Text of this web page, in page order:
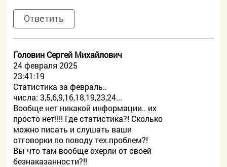
Ответить
Головин Сергей Михайлович
24 февраля 2025
23:41:19
Статистика за февраль..
числа: 3,5,6,9,16,18,19,23,24...
Вообще нет никакой информации.. их
просто нет!!!! Где статистика?! Сколько
можно писать и слушать ваши
отговорки по поводу тех.проблем?!
Вы что там вообще охерли от своей
безнаказанности?!!